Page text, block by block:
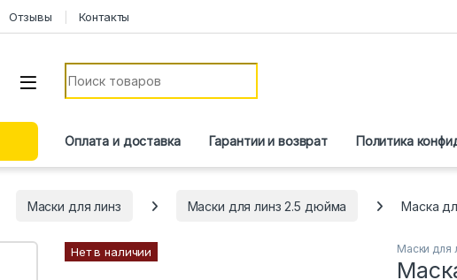
Отзывы Контакты
Искать:
Оплата и доставка Гарантии и возврат Политика
Маски для линз Маски для линз 2.5 дюйма Маска
Нет в наличии Маски для